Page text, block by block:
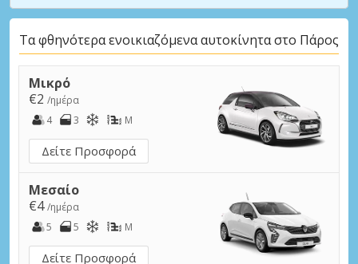
Τα φθηνότερα ενοικιαζόμενα αυτοκίνητα στο Πάρος
Μικρό
€2 /ημέρα
4
3 M
Δείτε Προσφορά
Μεσαίο
€4/ημέρα
5
5 M
Δείτε Προσφορά